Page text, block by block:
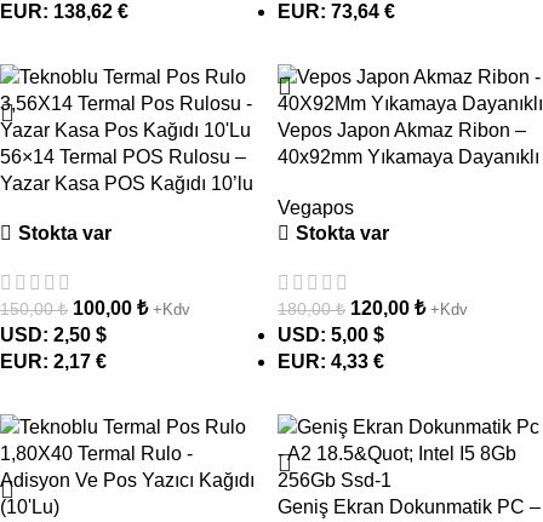
EUR: 138,62 €
EUR: 73,64 €
56×14 Termal POS Rulosu –
Yazar Kasa POS Kağıdı 10’lu
Stokta var
150,00₺ 100,00 ₺ +Kdv
USD: 2,50 $
EUR: 2,17 €
Vepos Japon Akmaz Ribon –
40x92mm Yıkamaya Dayanıklı
Vegapos
Stokta var
180,00₺ 120,00 ₺ +Kdv
USD: 5,00 $
EUR: 4,33 €
Geniş Ekran Dokunmatik PC –